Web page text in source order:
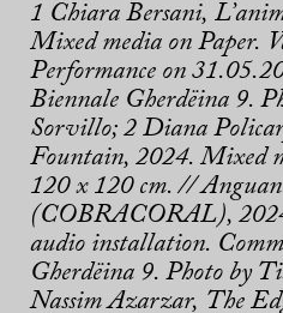
1 Chiara Bersani,
Mixed media on Paper.
Performance on
Biennale Gherdëina 9.
Sorvillo; 2 Diana
Fountain, 2024. Mixed
120 x 120 cm. //
(COBRACORAL),
audio installation.
Gherdëina 9. Photo by
Nassim Azarzar, The